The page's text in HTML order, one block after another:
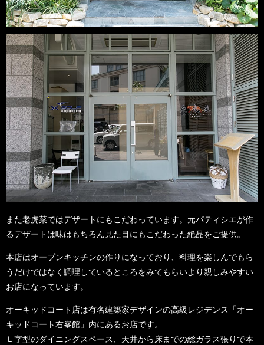
また老虎菜ではデザートにもこだわっています。元パティシエが作
るデザートは味はもちろん見た目にもこだわった絶品をご提供。
本店はオープンキッチンの作りになっており、料理を楽しんでもら
うだけではなく調理しているところをみてもらいより親しみやすい
お店になっています。
オーキッドコート店は有名建築家デザインの高級レジデンス「オー
キッドコート右峯館」内にあるお店です。
Ｌ字型のダイニングスペース、天井から床までの総ガラス張りで本